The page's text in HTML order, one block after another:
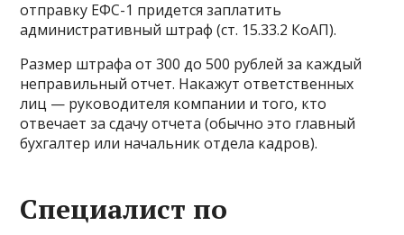
отправку ЕФС-1 придется заплатить
административный штраф (ст. 15.33.2 КоАП).
Размер штрафа от 300 до 500 рублей за каждый
неправильный отчет. Накажут ответственных
лиц — руководителя компании и того, кто
отвечает за сдачу отчета (обычно это главный
бухгалтер или начальник отдела кадров).
Специалист по